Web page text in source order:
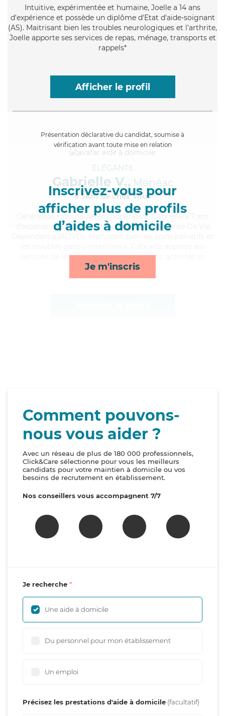
Intuitive, expérimentée et humaine, Joelle a 14 ans
d'expérience et possède un diplôme d'Etat d'aide-soignant
(AS). Maitrisant bien les troubles neurologiques et l'arthrite,
Joelle apporte ses services de repas, ménage, transports et
rappels*
Afficher le profil
Présentation déclarative du candidat, soumise à
vérification avant toute mise en relation
Inscrivez-vous pour
afficher plus de profils
d’aides à domicile
Je m'inscris
ÉLÉGANTE
Gabrielle V., Ménéac
à 5km de chez Vous
, rigoureuse et coopérative, Gabrielle a 7 ans
d'expérience et possède un diplôme d'Assistante De Vie
services de lessive/repassage, transports, activités et
courses/livraison*
Comment pouvons-
nous vous aider ?
Avec un réseau de plus de 180 000 professionnels,
Click&Care sélectionne pour vous les meilleurs
candidats pour votre maintien à domicile ou vos
besoins de recrutement en établissement.
Nos conseillers vous accompagnent 7/7
Je recherche
Une aide à domicile
Du personnel pour mon établissement
Un emploi
Précisez les prestations d'aide à domicile